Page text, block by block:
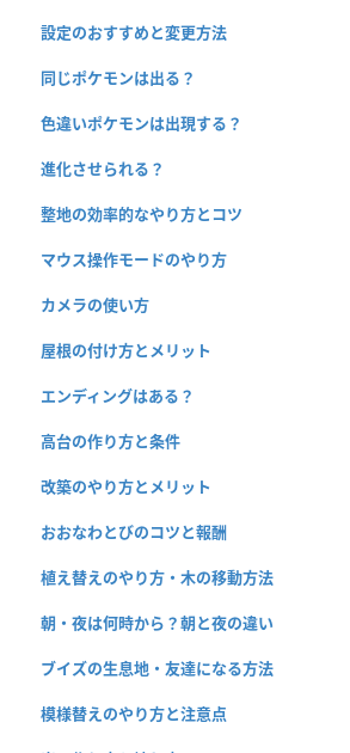
設定のおすすめと変更方法
同じポケモンは出る？
色違いポケモンは出現する？
進化させられる？
整地の効率的なやり方とコツ
マウス操作モードのやり方
カメラの使い方
屋根の付け方とメリット
エンディングはある？
高台の作り方と条件
改築のやり方とメリット
おおなわとびのコツと報酬
植え替えのやり方・木の移動方法
朝・夜は何時から？朝と夜の違い
ブイズの生息地・友達になる方法
模様替えのやり方と注意点